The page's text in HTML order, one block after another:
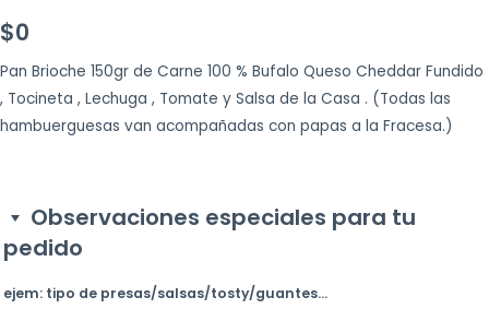
$0
Pan Brioche 150gr de Carne 100 % Bufalo Queso Cheddar Fundido
, Tocineta , Lechuga , Tomate y Salsa de la Casa . (Todas las
hambuerguesas van acompañadas con papas a la Fracesa.)
Observaciones especiales para tu
pedido
ejem: tipo de presas/salsas/tosty/guantes...